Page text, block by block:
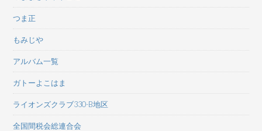
つま正
もみじや
アルバム一覧
ガトーよこはま
ライオンズクラブ330-B地区
全国間税会総連合会